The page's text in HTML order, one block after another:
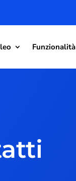
Funzionalità